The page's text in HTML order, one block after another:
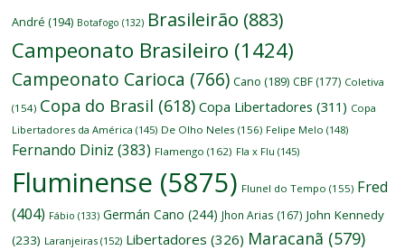
André (194) Botafogo (132) Brasileirão (883)
Campeonato Brasileiro (1424)
Campeonato Carioca (766) Cano (189) CBF (177) Coletiva
(154) Copa do Brasil (618) Copa Libertadores (311) Copa
Libertadores da América (145) De Olho Neles (156) Felipe Melo (148)
Fernando Diniz (383) Flamengo (162) Fla x Flu (145)
Fluminense (5875) Flunel do Tempo (155) Fred
(404) Fábio (133) Germán Cano (244) Jhon Arias (167) John Kennedy
(233) Laranjeiras (152) Libertadores (326) Maracanã (579)